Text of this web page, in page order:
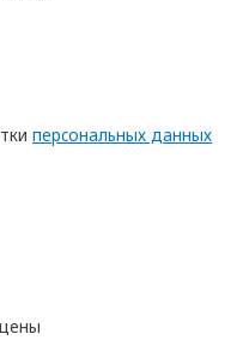
перcональных данных